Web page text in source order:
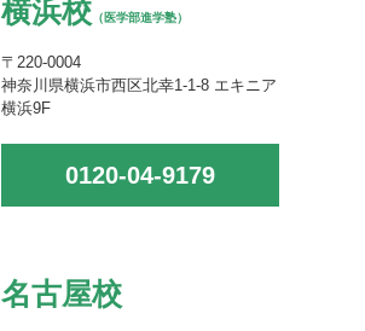
横浜校 （医学部進学塾）
〒220-0004
神奈川県横浜市西区北幸1-1-8 エキニア
横浜9F
0120-04-9179
名古屋校